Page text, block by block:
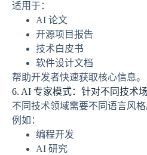
适用于：
AI 论文
开源项目报告
技术白皮书
软件设计文档
帮助开发者快速获取核心信息。
6. AI 专家模式：针对不同技术
不同技术领域需要不同语言风格
例如：
编程开发
AI 研究